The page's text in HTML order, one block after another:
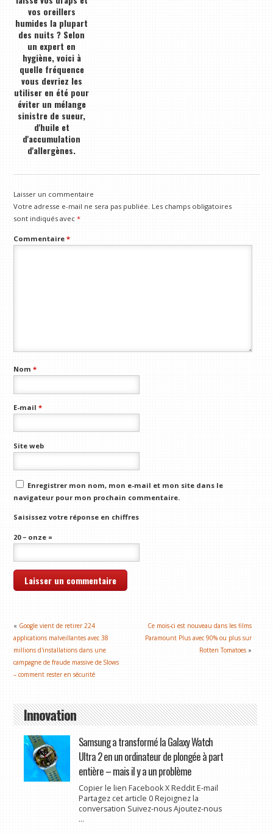
vos oreillers
humides la plupart
des nuits ? Selon
un expert en
hygiène, voici à
quelle fréquence
vous devriez les
utiliser en été pour
éviter un mélange
sinistre de sueur,
d'huile et
d'accumulation
d'allergènes.
Laisser un commentaire
Votre adresse e-mail ne sera pas publiée. Les champs obligatoires
sont indiqués avec*
Commentaire*
Nom*
E-mail*
Site web
Enregistrer mon nom, mon e-mail et mon site dans le
navigateur pour mon prochain commentaire.
Saisissez votre réponse en chiffres
20 − onze =
« Google vient de retirer 224
applications malveillantes avec 38
millions d'installations dans une
campagne de fraude massive de Slows
– comment rester en sécurité
Ce mois-ci est nouveau dans les films
Paramount Plus avec 90% ou plus sur
Rotten Tomatoes »
Innovation
Samsung a transformé la Galaxy Watch
Ultra 2 en un ordinateur de plongée à part
entière – mais il y a un problème
Copier le lien Facebook X Reddit E-mail
Partagez cet article 0 Rejoignez la
conversation Suivez-nous Ajoutez-nous
...